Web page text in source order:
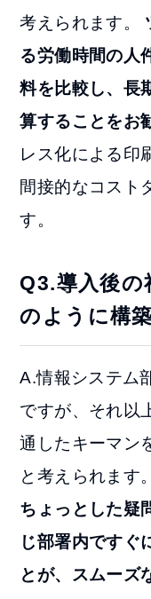
考えられます。
る労働時間の人
料を比較し、長
算することをお
レス化による印
間接的なコスト
す。
Q3.導入後の
のように構
A.情報システム
ですが、それ以
通したキーマン
と考えられます
ちょっとした疑
じ部署内ですぐ
とが、スムーズ